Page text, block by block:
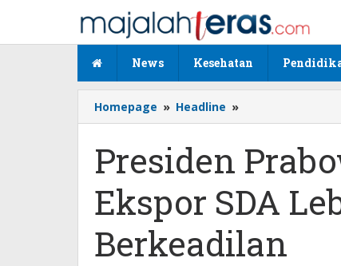
konten
News Kesehatan
Homepage » Headline »
Prabowo
Tata
Kelola
Ekspor
SDA
Transparan
dan
Presiden
Ekspor SDA
Berkeadilan